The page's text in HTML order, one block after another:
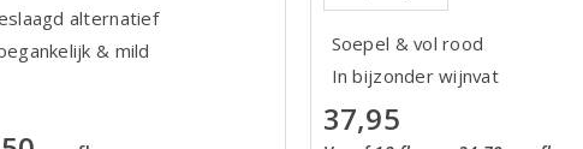
alternatief
& mild
Soepel & vol rood
In bijzonder wijnvat
37,95